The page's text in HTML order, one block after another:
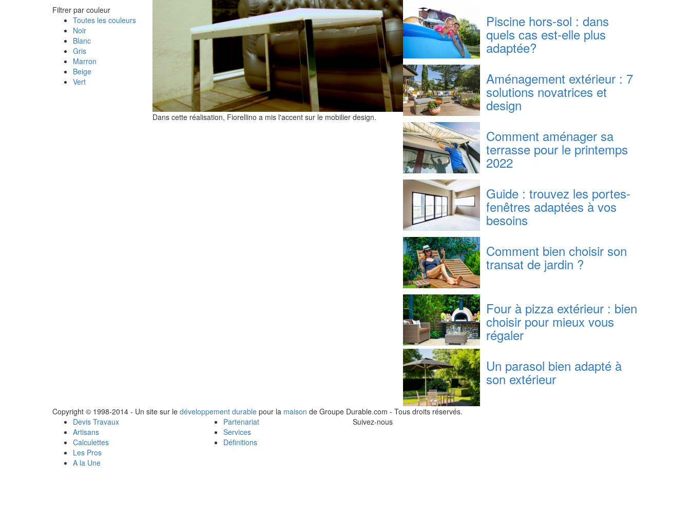
Filtrer par couleur
Toutes les couleurs
Noir
Blanc
Gris
Marron
Beige
Vert
Dans cette réalisation, Fiorellino a mis l'accent sur le mobilier design.
Piscine hors-sol : dans
quels cas est-elle plus
adaptée?
Aménagement extérieur : 7
solutions novatrices et
design
Comment aménager sa
terrasse pour le printemps
2022
Guide : trouvez les portes-
fenêtres adaptées à vos
besoins
Comment bien choisir son
transat de jardin ?
Four à pizza extérieur : bien
choisir pour mieux vous
régaler
Un parasol bien adapté à
son extérieur
Copyright © 1998-2014 - Un site sur le développement durable pour la maison de Groupe Durable.com - Tous droits réservés.
Devis Travaux
Artisans
Calculettes
Les Pros
A la Une
Partenariat
Services
Définitions
Suivez-nous